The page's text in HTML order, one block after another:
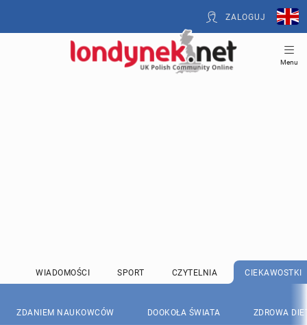
ZALOGUJ
Menu
WIADOMOŚCI SPORT CZYTELNIA CIEKAWOSTKI
ZDANIEM NAUKOWCÓW DOOKOŁA ŚWIATA ZDROWA